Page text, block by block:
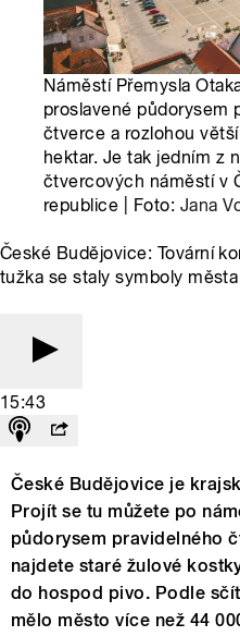
Náměstí Přemysla
proslavené půdorysem
čtverce a rozlohou
hektar. Je tak jedním z
čtvercových náměstí v
republice | Foto: Jana
České Budějovice: Tovární
tužka se staly symboly města
15:43
České Budějovice je
Projít se tu můžete po
půdorysem pravidelného
najdete staré žulové
do hospod pivo. Podle
mělo město více než 44